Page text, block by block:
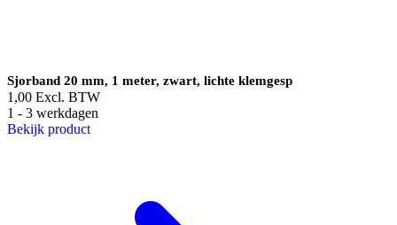
Sjorband 20 mm, 1 meter, zwart, lichte klemgesp
1,00 Excl. BTW
1 - 3 werkdagen
Bekijk product